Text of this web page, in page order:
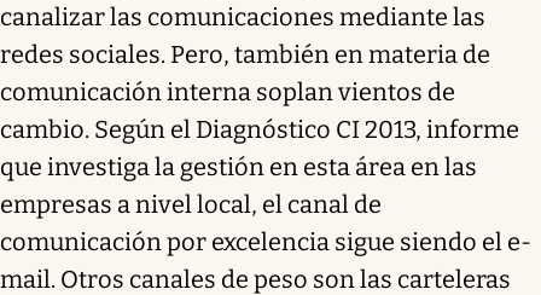
canalizar las comunicaciones mediante las
redes sociales. Pero, también en materia de
comunicación interna soplan vientos de
cambio. Según el Diagnóstico CI 2013, informe
que investiga la gestión en esta área en las
empresas a nivel local, el canal de
comunicación por excelencia sigue siendo el e-
mail. Otros canales de peso son las carteleras